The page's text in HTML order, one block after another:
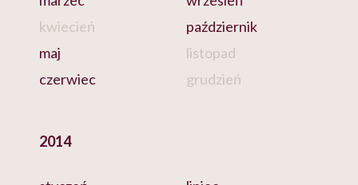
kwiecień
maj
czerwiec
październik
listopad
grudzień
2014